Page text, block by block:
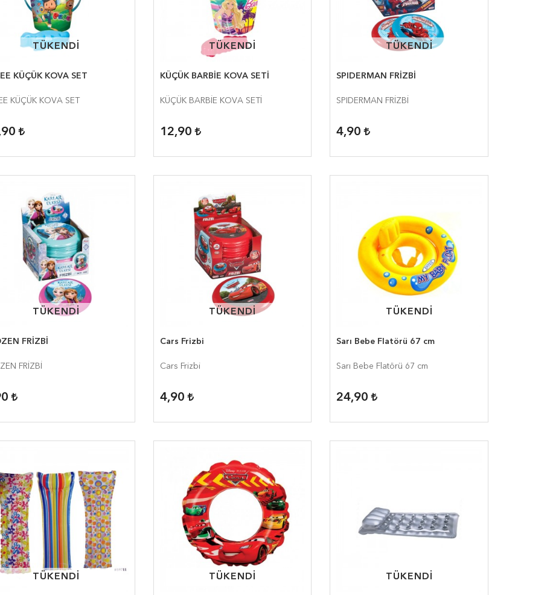
TÜKENDİ
TÜKENDİ
KÜÇÜK KOVA SET
KÜÇÜK KOVA SET
TÜKENDİ
TÜKENDİ
KÜÇÜK BARBİE KOVA SETİ
KÜÇÜK BARBİE KOVA SETİ
12,90
TÜKENDİ
TÜKENDİ
SPIDERMAN FRİZBİ
SPIDERMAN FRİZBİ
4,90
TÜKENDİ
TÜKENDİ
FRİZBİ
FRİZBİ
TÜKENDİ
TÜKENDİ
Cars Frizbi
Cars Frizbi
4,90
TÜKENDİ
TÜKENDİ
Sarı Bebe Flatörü 67 cm
Sarı Bebe Flatörü 67 cm
24,90
TÜKENDİ
TÜKENDİ TÜKENDİ
TÜKENDİ TÜKENDİ
TÜKENDİ